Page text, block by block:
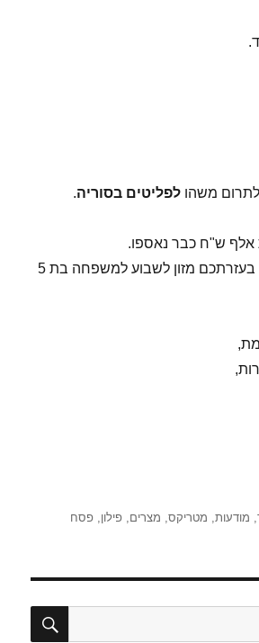
לתרום משהולפליטים בסוריה.
אלף ש"ח כבר נאספו.
ב 225 שקלים ייקנה בעזרתכם מזון לשבוע למשפחה בת 5
, מודעות, מטריקס, מצרים,פילון,פסח